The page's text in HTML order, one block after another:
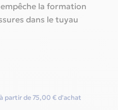
la formation
dans le tuyau
partir de 75,00 € d'achat